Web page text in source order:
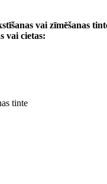
vai zīmēšanas
vai cietas:
tinte